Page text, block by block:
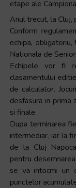
etape ale
Anul trecut, la
Conform
echipa,
Nationala de
Echipele vor fi
clasamentului
de calculator.
desfasura in prima
si finale.
Dupa terminarea
intermediar, iar la
de la Cluj
pentru
se va intocmi un
punctelor